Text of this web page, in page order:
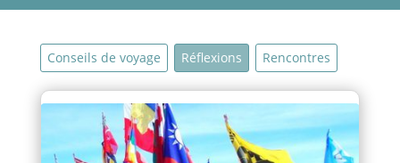
Conseils de voyage Réflexions Rencontres